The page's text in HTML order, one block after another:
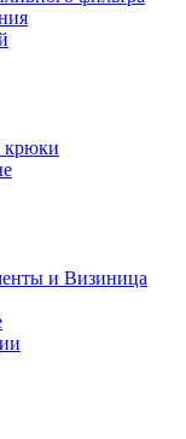
крюки
и Визиница